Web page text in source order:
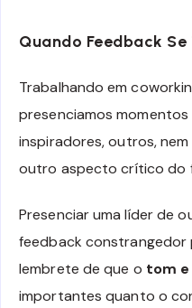
Quando Feedback
Trabalhando em
presenciamos
inspiradores, outros,
outro aspecto crítico do
Presenciar uma líder de
feedback constrangedor
lembrete de que o tom
importantes quanto o